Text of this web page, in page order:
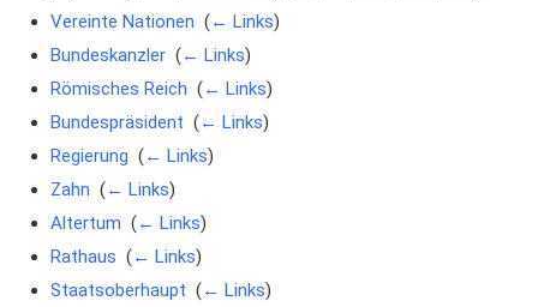
Vereinte Nationen (← Links)
Bundeskanzler‎ (← Links)
Römisches Reich (← Links)
Bundespräsident (← Links)
Regierung (← Links)
Zahn (← Links)
Altertum (← Links)
Rathaus (← Links)
Staatsoberhaupt (← Links)